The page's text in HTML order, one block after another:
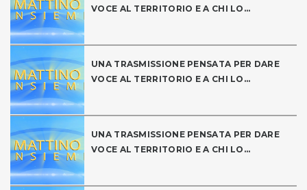
VOCE AL TERRITORIO E A CHI LO...
UNA TRASMISSIONE PENSATA PER DARE
VOCE AL TERRITORIO E A CHI LO...
UNA TRASMISSIONE PENSATA PER DARE
VOCE AL TERRITORIO E A CHI LO...